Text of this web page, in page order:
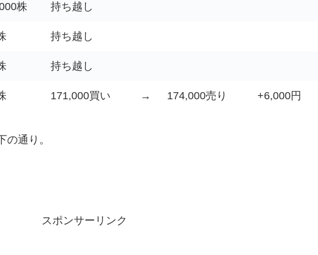
株 持ち越し
持ち越し
持ち越し
171,000買い → 174,000売り +6,000円
の通り。
スポンサーリンク